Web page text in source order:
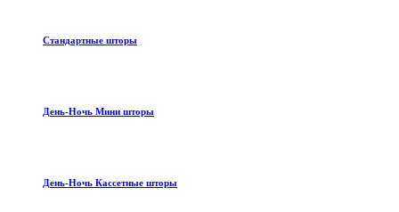
Стандартные шторы
День-Ночь Мини шторы
День-Ночь Кассетные шторы